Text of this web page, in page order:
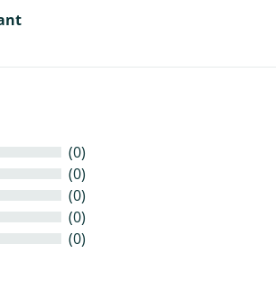
(0)
(0)
(0)
(0)
(0)